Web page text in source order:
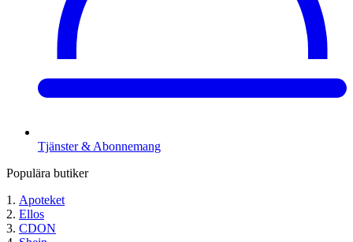
Tjänster & Abonnemang
Populära butiker
Apoteket
Ellos
CDON